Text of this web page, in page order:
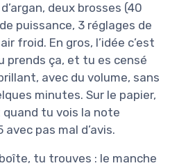
deux brosses (40
puissance, 3 réglages de
froid. En gros, l’idée c’est
prends ça, et tu es censé
avec du volume, sans
minutes. Sur le papier,
tu vois la note
pas mal d’avis.
tu trouves : le manche